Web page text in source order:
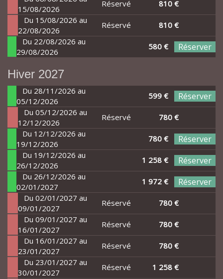
15/08/2026
Réservé
810 €
Du 15/08/2026 au
22/08/2026
Réservé
810 €
Du 22/08/2026 au
29/08/2026
580 € Réserver
Hiver 2027
Du 28/11/2026 au
05/12/2026
599 € Réserver
Du 05/12/2026 au
12/12/2026
Réservé
780 €
Du 12/12/2026 au
19/12/2026
780 € Réserver
Du 19/12/2026 au
26/12/2026
1 258 € Réserver
Du 26/12/2026 au
02/01/2027
1 972 € Réserver
Du 02/01/2027 au
09/01/2027
Réservé
780 €
Du 09/01/2027 au
16/01/2027
Réservé
780 €
Du 16/01/2027 au
23/01/2027
Réservé
780 €
Du 23/01/2027 au
30/01/2027
Réservé
1 258 €